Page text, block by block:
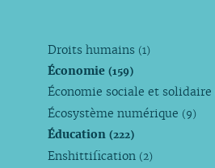
Droits humains (1)
Économie(159)
Économie sociale et solidaire
Écosystème numérique (9)
Éducation(222)
Enshittification (2)